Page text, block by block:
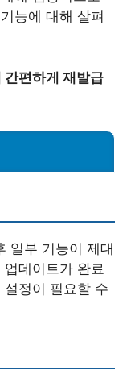
능에 대해 살펴
간편하게 재발급
일부 기능이 제대
데이트가 완료
정이 필요할 수